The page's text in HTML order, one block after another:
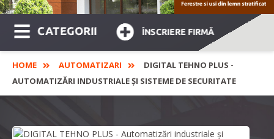
CATEGORII ÎNSCRIERE FIRMĂ
HOME AUTOMATIZARI
DIGITAL TEHNO PLUS -
AUTOMATIZĂRI INDUSTRIALE ȘI SISTEME DE SECURITATE